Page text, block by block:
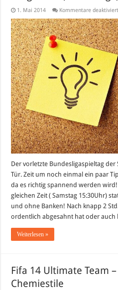
1. Mai 2014 Kommentare deaktiviert
Der vorletzte Bundesligaspieltag
Tür. Zeit um noch einmal ein paar
da es richtig spannend werden
gleichen Zeit ( Samstag 15:30Uhr)
und ohne Banken! Nach knapp 2
ordentlich abgesahnt hat oder auch
Weiterlesen »
Fifa 14 Ultimate Team
Chemiestile